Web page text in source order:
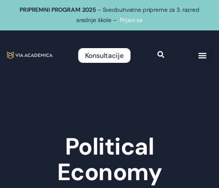
PRIPREMNI PROGRAM 2025 – Sveobuhvatne pripreme za 3. razred
srednje škole – Prijavi se
Konsultacije
Political
Economy